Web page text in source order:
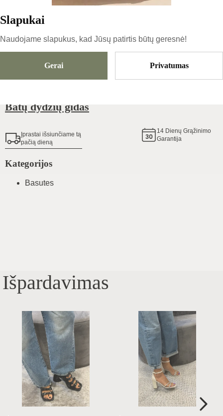
Slapukai
Naudojame slapukus, kad Jūsų patirtis būtų geresnė!
Gerai Privatumas
Pridėti Į Krepšelį
Batų dydžių gidas
Įprastai išsiunčiame tą
pačią dieną
14 Dienų Grąžinimo
Garantija
Kategorijos
Basutes
Išpardavimas